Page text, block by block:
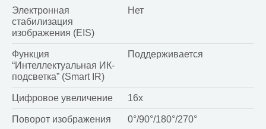
Электронная
стабилизация
изображения (EIS)
Нет
Функция
“Интеллектуальная ИК-
подсветка” (Smart IR)
Поддерживается
Цифровое увеличение 16x
Поворот изображения 0°/90°/180°/270°